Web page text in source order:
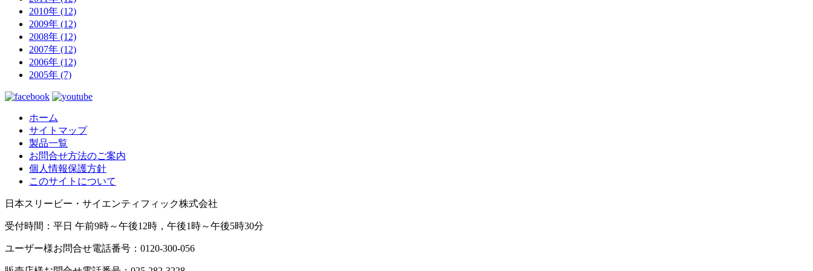
2010年 (12)
2009年 (12)
2008年 (12)
2007年 (12)
2006年 (12)
2005年 (7)
ホーム
サイトマップ
製品一覧
お問合せ方法のご案内
個人情報保護方針
このサイトについて
日本スリービー・サイエンティフィック株式会社
受付時間：平日 午前9時～午後12時，午後1時～午後5時30分
ユーザー様お問合せ電話番号：0120-300-056